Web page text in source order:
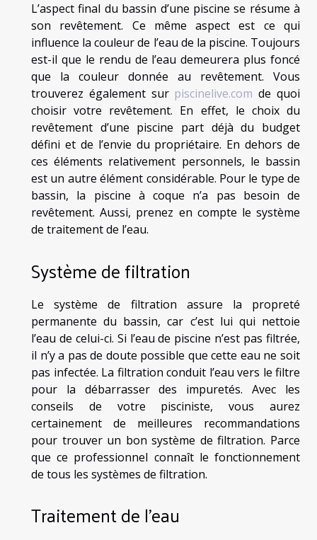
L’aspect final du bassin d’une piscine se résume à
son revêtement. Ce même aspect est ce qui
influence la couleur de l’eau de la piscine. Toujours
est-il que le rendu de l’eau demeurera plus foncé
que la couleur donnée au revêtement. Vous
trouverez également sur piscinelive.com de quoi
choisir votre revêtement. En effet, le choix du
revêtement d’une piscine part déjà du budget
défini et de l’envie du propriétaire. En dehors de
ces éléments relativement personnels, le bassin
est un autre élément considérable. Pour le type de
bassin, la piscine à coque n’a pas besoin de
revêtement. Aussi, prenez en compte le système
de traitement de l’eau.
Système de filtration
Le système de filtration assure la propreté
permanente du bassin, car c’est lui qui nettoie
l’eau de celui-ci. Si l’eau de piscine n’est pas filtrée,
il n’y a pas de doute possible que cette eau ne soit
pas infectée. La filtration conduit l’eau vers le filtre
pour la débarrasser des impuretés. Avec les
conseils de votre pisciniste, vous aurez
certainement de meilleures recommandations
pour trouver un bon système de filtration. Parce
que ce professionnel connaît le fonctionnement
de tous les systèmes de filtration.
Traitement de l’eau